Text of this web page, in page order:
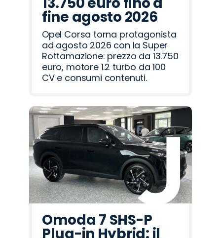
fine agosto 2026
Opel Corsa torna protagonista
ad agosto 2026 con la Super
Rottamazione: prezzo da 13.750
euro, motore 1.2 turbo da 100
CV e consumi contenuti.
Omoda 7 SHS-P
Plug-in Hybrid: il